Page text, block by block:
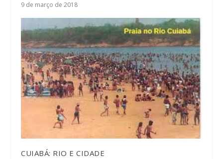
9 de março de 2018
CUIABÁ: RIO E CIDADE